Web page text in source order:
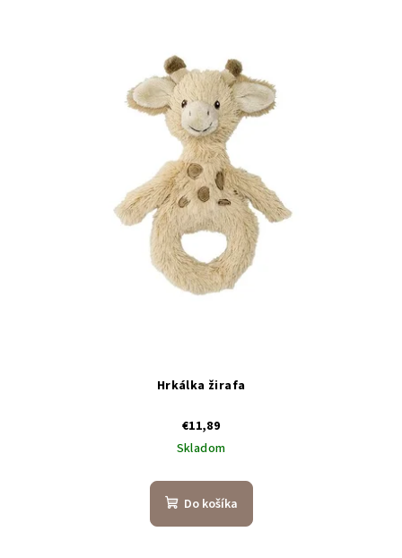
Hrkálka žirafa
€11,89
Skladom
Do košíka